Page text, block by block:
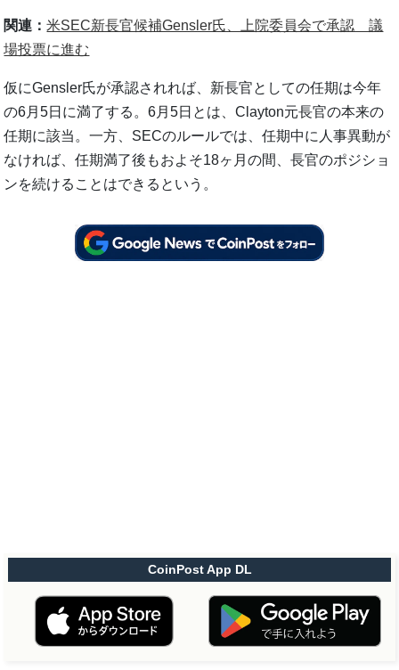
関連：米SEC新長官候補Gensler氏、上院委員会で承認 議
場投票に進む
仮にGensler氏が承認されれば、新長官としての任期は今年
の6月5日に満了する。6月5日とは、Clayton元長官の本来の
任期に該当。一方、SECのルールでは、任期中に人事異動が
なければ、任期満了後もおよそ18ヶ月の間、長官のポジショ
ンを続けることはできるという。
CoinPost App DL